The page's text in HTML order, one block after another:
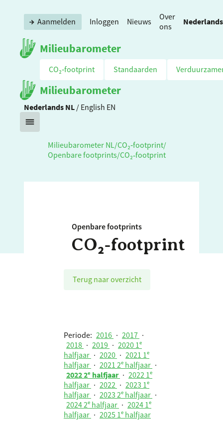
Milieubarometer
Aanmelden Inloggen Nieuws
Over
ons
Nederlands
CO₂‑footprint Standaarden
Milieubarometer
Nederlands NL / English EN
Milieubarometer NL /CO₂‑footprint/
Openbare footprints/CO₂‑footprint
Openbare footprints
CO₂‑footprint
Terug naar overzicht
Periode: 2016 · 2017 ·
2018 · 2019 · 2020 1ᵉ
halfjaar · 2020 · 2021 1ᵉ
halfjaar · 2021 2ᵉ halfjaar ·
2022 2ᵉ halfjaar · 2022 1ᵉ
halfjaar · 2022 · 2023 1ᵉ
halfjaar · 2023 2ᵉ halfjaar ·
2024 2ᵉ halfjaar · 2024 1ᵉ
halfjaar · 2025 1ᵉ halfjaar